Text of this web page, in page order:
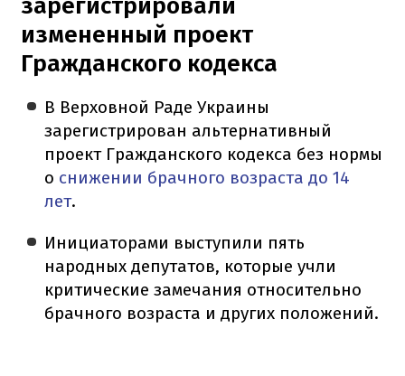
измененный проект
Гражданского кодекса
В Верховной Раде Украины
зарегистрирован альтернативный
проект Гражданского кодекса без нормы
о снижении брачного возраста до 14
лет.
Инициаторами выступили пять
народных депутатов, которые учли
критические замечания относительно
брачного возраста и других положений.